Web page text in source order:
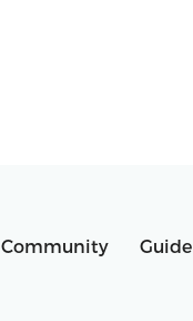
Community Guide